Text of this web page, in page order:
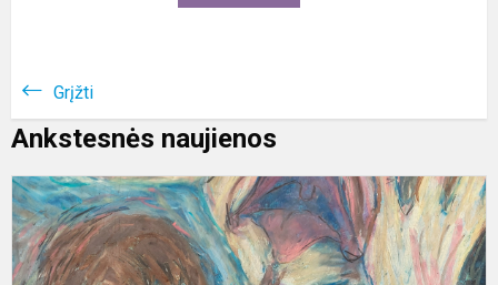
Grįžti
Ankstesnės naujienos